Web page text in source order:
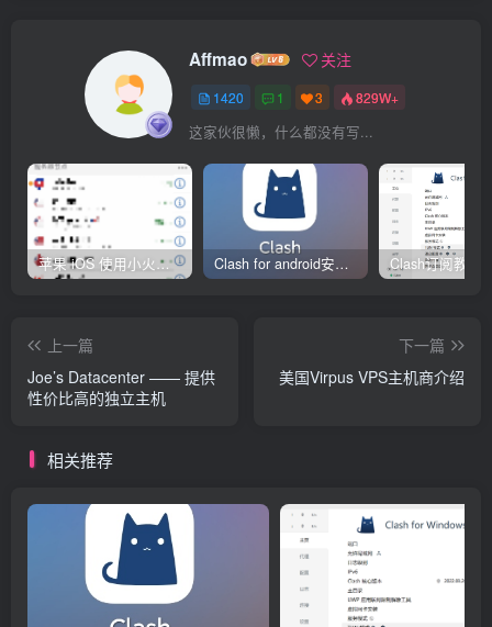
Affmao 关注
1420 1 3 829W+
这家伙很懒，什么都没有写...
苹果 iOS 使用小火箭(shadowrocket)新手教程 Clash for android安卓客户端保姆级新手使用教程
上一篇
Joe’s Datacenter —— 提供
性价比高的独立主机
下一篇
美国Virpus VPS主机商介绍
相关推荐